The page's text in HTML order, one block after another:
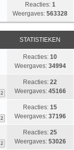
Reacties: 1
Weergaves: 563328
STATISTIEKEN
Reacties: 10
Weergaves: 34994
2
Reacties: 22
Weergaves: 45166
2
Reacties: 15
Weergaves: 37196
2
Reacties: 25
Weergaves: 53026